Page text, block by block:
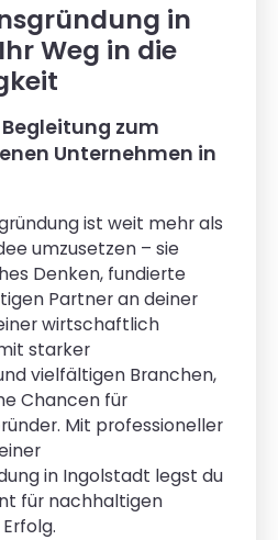
in
Weg in die
zum
Unternehmen in
ist weit mehr als
umzusetzen – sie
Denken, fundierte
Partner an deiner
wirtschaftlich
starker
vielfältigen Branchen,
Chancen für
Mit professioneller
in Ingolstadt legst du
für nachhaltigen